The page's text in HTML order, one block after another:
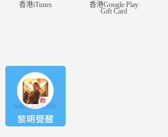
案,最為閣下優惠慳錢課金
候想玩就玩，即刻創造傳說、
來場頂尖對決！
傳說對決最新活動
師現身│ 櫻吹雪限時獲得！
活動時間：
香港iTunes 香港Google Play
Gift Card